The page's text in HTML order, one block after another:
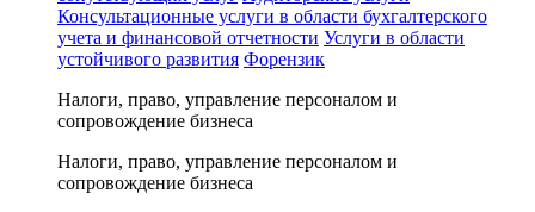
Консультационные услуги в области бухгалтерского
учета и финансовой отчетности Услуги в области
устойчивого развития Форензик
Налоги, право, управление персоналом и
сопровождение бизнеса
Налоги, право, управление персоналом и
сопровождение бизнеса